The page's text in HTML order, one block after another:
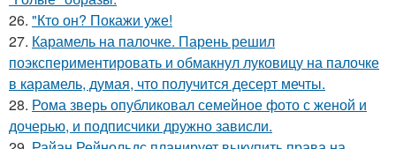
26. "Кто он? Покажи уже!
27. Карамель на палочке. Парень решил
поэкспериментировать и обмакнул луковицу на палочке
в карамель, думая, что получится десерт мечты.
28. Рома зверь опубликовал семейное фото с женой и
дочерью, и подписчики дружно зависли.